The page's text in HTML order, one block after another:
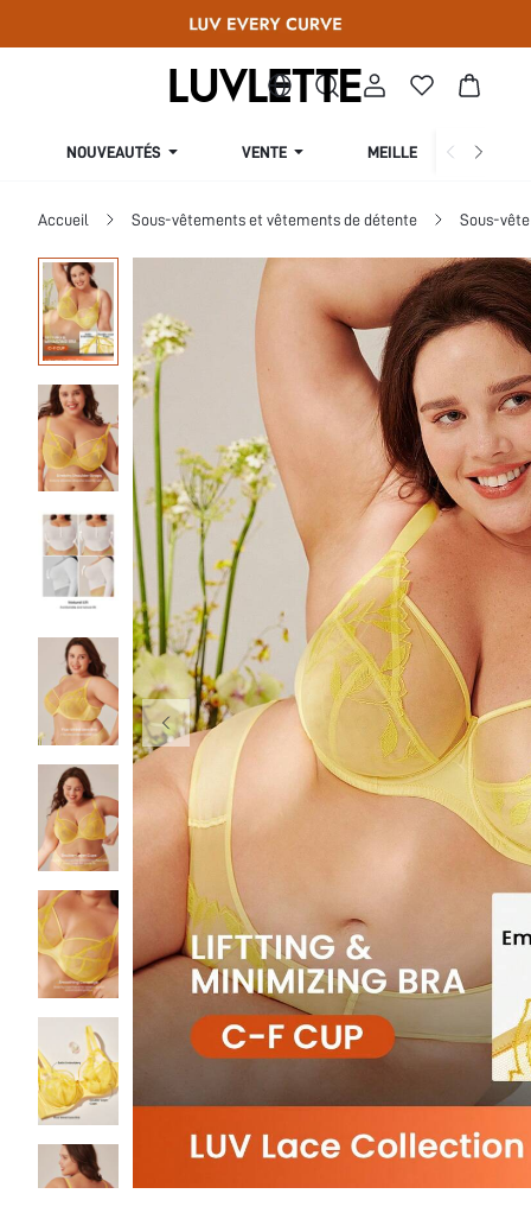
NOUVEAUTÉS VENTE MEILLEURES VENTES
Accueil Sous-vêtements et vêtements de détente Sous-